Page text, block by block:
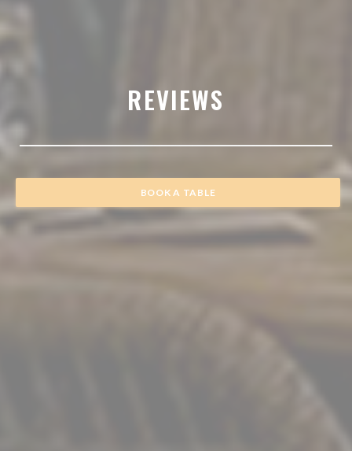
REVIEWS
BOOK A TABLE